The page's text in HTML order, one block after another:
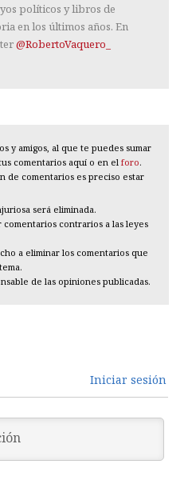
políticos y libros de
en los últimos años. En
@RobertoVaquero_
y amigos, al que te puedes sumar
comentarios aquí o en el foro.
de comentarios es preciso estar
será eliminada.
contrarios a las leyes
a eliminar los comentarios que
de las opiniones publicadas.
Iniciar sesión